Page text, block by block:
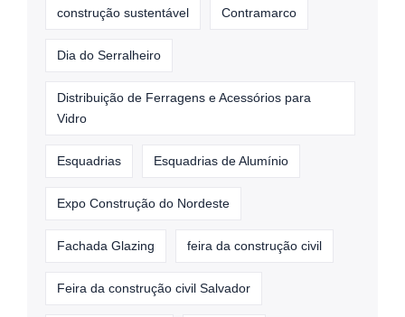
construção sustentável Contramarco
Dia do Serralheiro
Distribuição de Ferragens e Acessórios para
Vidro
Esquadrias Esquadrias de Alumínio
Expo Construção do Nordeste
Fachada Glazing feira da construção civil
Feira da construção civil Salvador